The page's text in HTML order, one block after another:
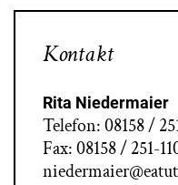
Kontakt
Rita Niedermaier
Telefon: 08158 /
Fax: 08158 / 251-